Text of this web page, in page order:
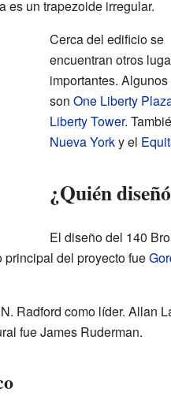
es un trapezoide irregular.
Cerca del edificio se
encuentran otros
importantes.
son One Liberty
Liberty Tower.
Nueva Yorky el
¿Quién
El diseño del 140
principal del proyecto fue
Radford como líder. Allan
fue James Ruderman.